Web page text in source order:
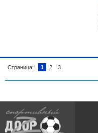
Страница: 1 2 3